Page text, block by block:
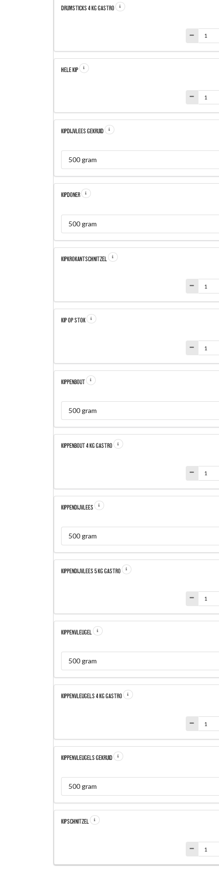
DRUMSTICKS 4 KG GASTRO
HELE KIP
KIPDIJVLEES GEKRUID
500 gram
KIPDONER
500 gram
KIPKROKANTSCHNITZEL
KIP OP STOK
KIPPENBOUT
500 gram
KIPPENBOUT 4 KG GASTRO
KIPPENDIJVLEES
500 gram
KIPPENDIJVLEES 5 KG GASTRO
KIPPENVLEUGEL
500 gram
KIPPENVLEUGELS 4 KG GASTRO
KIPPENVLEUGELS GEKRUID
500 gram
KIPSCHNITZEL